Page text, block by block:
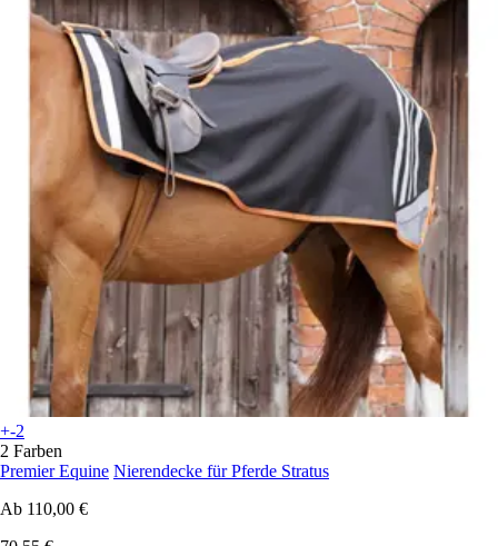
+-2
2 Farben
Premier Equine Nierendecke für Pferde Stratus
Ab 110,00 €